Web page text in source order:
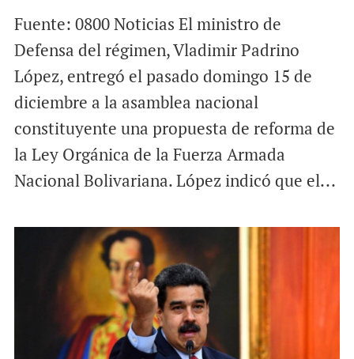
Fuente: 0800 Noticias El ministro de
Defensa del régimen, Vladimir Padrino
López, entregó el pasado domingo 15 de
diciembre a la asamblea nacional
constituyente una propuesta de reforma de
la Ley Orgánica de la Fuerza Armada
Nacional Bolivariana. López indicó que el...